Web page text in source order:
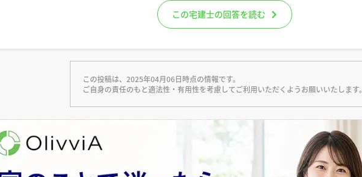
この宅建士の回答を読む
この投稿は、2025年04月06日時点の情報です。
ご自身の責任のもと適法性・有用性を考慮してご利用いただくようお願いいたします。